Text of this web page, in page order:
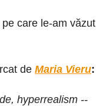
care le-am văzut
de Maria Vieru:
hyperrealism --